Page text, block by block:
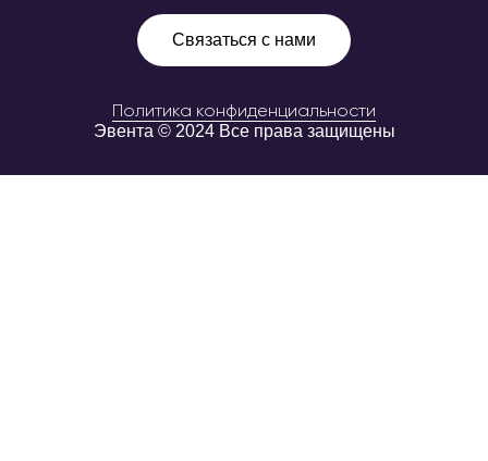
Политика конфиденциальности
Эвента © 2024 Все права защищены
Связаться с нами